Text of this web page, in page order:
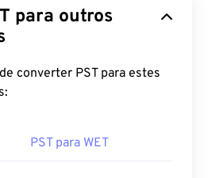
para outros
converter PST para estes
PST para WET